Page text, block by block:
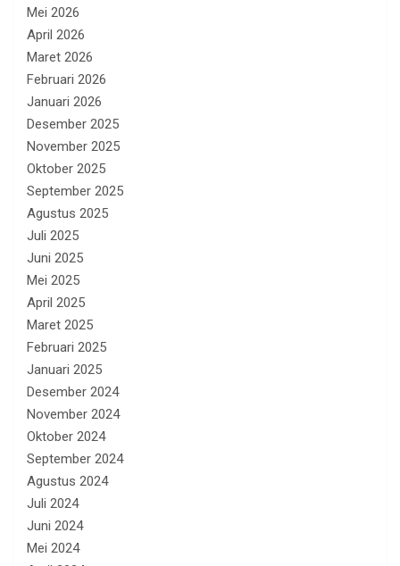
Mei 2026
April 2026
Maret 2026
Februari 2026
Januari 2026
Desember 2025
November 2025
Oktober 2025
September 2025
Agustus 2025
Juli 2025
Juni 2025
Mei 2025
April 2025
Maret 2025
Februari 2025
Januari 2025
Desember 2024
November 2024
Oktober 2024
September 2024
Agustus 2024
Juli 2024
Juni 2024
Mei 2024